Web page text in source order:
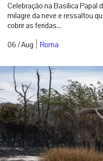
Celebração na Basílica Papal
milagre da neve e ressaltou
cobrir as feridas...
06 / Aug | Roma